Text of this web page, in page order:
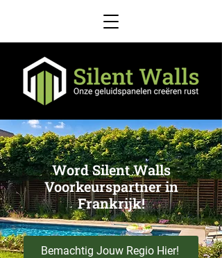
Word Silent Walls
Voorkeurspartner in
Frankrijk!
Bemachtig Jouw Regio Hier!